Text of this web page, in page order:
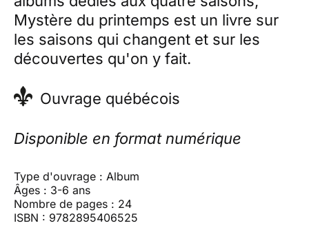
Mystère du printemps est un livre sur
les saisons qui changent et sur les
découvertes qu'on y fait.
Ouvrage québécois
Disponible en format numérique
Type d'ouvrage : Album
Âges : 3-6 ans
Nombre de pages : 24
ISBN : 9782895406525